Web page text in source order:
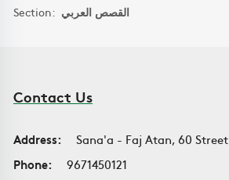
Section: القصص العربي
Contact Us
Address:
Sana'a - Faj Atan, 60 Street
Phone:
9671450121